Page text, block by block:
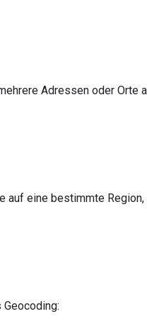
Adressen oder Orte
auf eine bestimmte